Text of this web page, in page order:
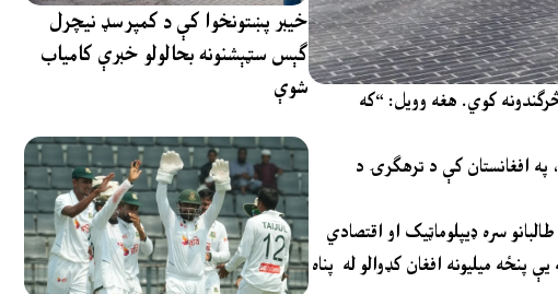
خیبر پښتونخوا کې د کمپرسډ نیچرل
ګېس سټېشنونه بحالولو خبرې کامیاب
شوې
کوي. هغه وويل: “که
وروسته، چې طالبان پر واک حاکم شوي، په افغانستان کې د ترهګرۍ د
او چين له طالبانو سره ډيپلوماټيک او اقتصادي
خو حکومت يې قانوني نه ګڼي. ايران، چې له افغانستان سره مذهبي او کلتوري نږدېتيا لري، او پاکستان، چې ۴۰ کاله يې پنځه ميليونه افغان کډوالو له پناه